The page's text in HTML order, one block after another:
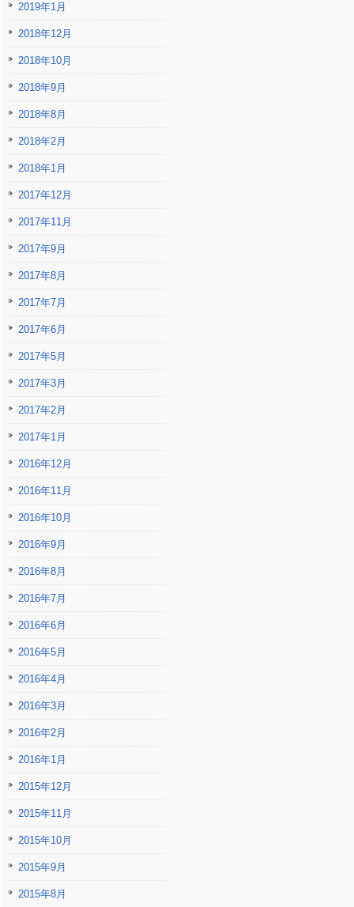
2019年1月
2018年12月
2018年10月
2018年9月
2018年8月
2018年2月
2018年1月
2017年12月
2017年11月
2017年9月
2017年8月
2017年7月
2017年6月
2017年5月
2017年3月
2017年2月
2017年1月
2016年12月
2016年11月
2016年10月
2016年9月
2016年8月
2016年7月
2016年6月
2016年5月
2016年4月
2016年3月
2016年2月
2016年1月
2015年12月
2015年11月
2015年10月
2015年9月
2015年8月